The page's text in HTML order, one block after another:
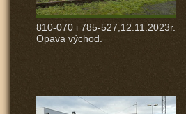
810-070 i 785-527,12.11.2023r.
Opava východ.